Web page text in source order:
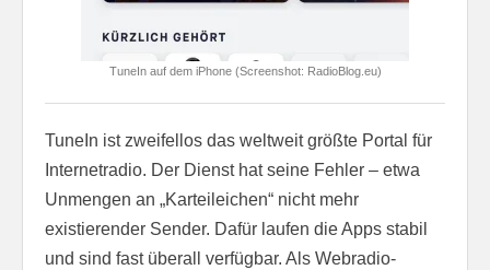
TuneIn auf dem iPhone (Screenshot: RadioBlog.eu)
TuneIn ist zweifellos das weltweit größte Portal für
Internetradio. Der Dienst hat seine Fehler – etwa
Unmengen an „Karteileichen“ nicht mehr
existierender Sender. Dafür laufen die Apps stabil
und sind fast überall verfügbar. Als Webradio-